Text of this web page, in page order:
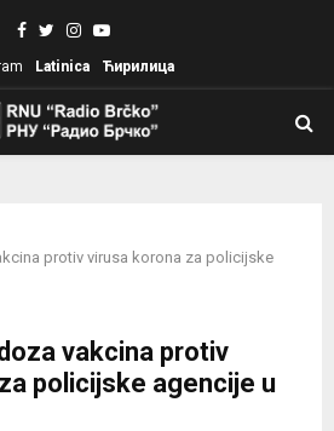
Facebook
TwitterInstagram
Youtube
Latinica Ћирилица
protiv virusa korona za policijske
vakcina protiv
policijske agencije u